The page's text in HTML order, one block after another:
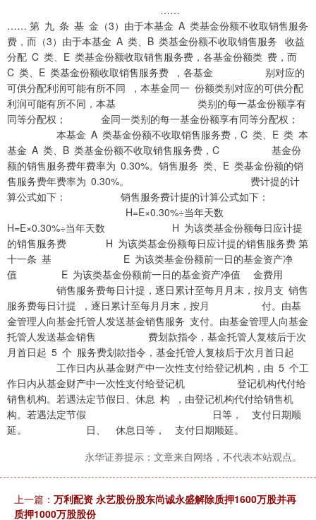
永华证券提示：文章来自网络，不代表本站观点。
上一篇： 万利配资 永艺股份股东尚诚永盛解除质押1600万股并再
质押1000万股股份